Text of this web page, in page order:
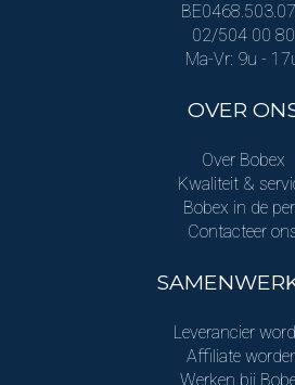
02/504 00 80
Ma-Vr: 9u -
OVER
Over Bobex
Kwaliteit &
Bobex in de
Contacteer
Leverancier
Affiliate
Werken bij